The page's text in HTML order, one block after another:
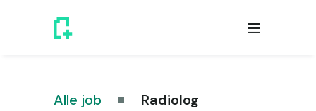
Alle job Radiolog